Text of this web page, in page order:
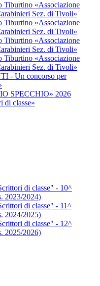
Tiburtino «Associazione
Sez. di Tivoli»
Tiburtino «Associazione
Sez. di Tivoli»
Tiburtino «Associazione
Sez. di Tivoli»
Tiburtino «Associazione
Sez. di Tivoli»
- Un concorso per
SPECCHIO» 2026
di classe»
di classe" - 10^
2023/2024)
di classe" - 11^
2024/2025)
di classe" - 12^
2025/2026)